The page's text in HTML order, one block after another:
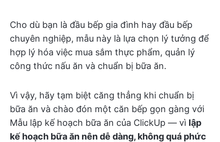
Cho dù bạn là đầu bếp gia đình hay đầu bếp
chuyên nghiệp, mẫu này là lựa chọn lý tưởng để
hợp lý hóa việc mua sắm thực phẩm, quản lý
công thức nấu ăn và chuẩn bị bữa ăn.
Vì vậy, hãy tạm biệt căng thẳng khi chuẩn bị
bữa ăn và chào đón một căn bếp gọn gàng với
Mẫu lập kế hoạch bữa ăn của ClickUp — vì lập
kế hoạch bữa ăn nên dễ dàng, không quá phức